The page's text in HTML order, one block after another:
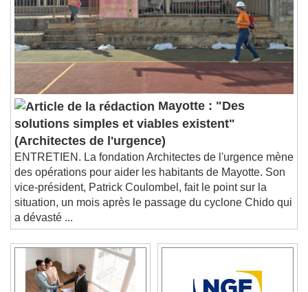
Mayotte : "Des
solutions simples et viables existent"
(Architectes de l'urgence)
ENTRETIEN. La fondation Architectes de l'urgence mène
des opérations pour aider les habitants de Mayotte. Son
vice-président, Patrick Coulombel, fait le point sur la
situation, un mois après le passage du cyclone Chido qui
a dévasté ...